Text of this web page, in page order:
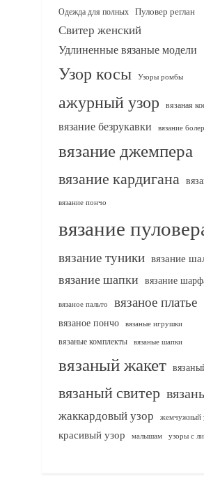
Одежда для полных Пуловер реглан
Свитер женский
Удлиненные вязаные модели
Узор косы Узоры ромбы
ажурный узор вязаная
вязание безрукавки вязание
вязание джемпера
вязание кардигана
вязание пончо
вязание
вязание туники вязание
вязание шапки вязание
вязаное пальто вязаное платье
вязаное пончо вязаные игрушки
вязаные комплекты
вязаные шапки
вязаный жакет
вязаный свитер
жаккардовый узор жемчужный
красивый узор малышам узоры с